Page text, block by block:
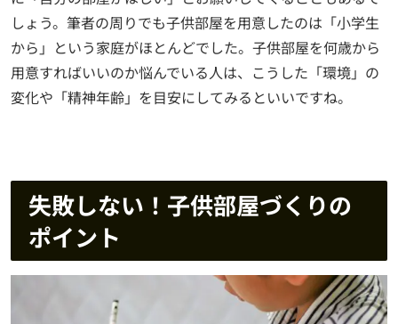
しょう。筆者の周りでも子供部屋を用意したのは「小学生
から」という家庭がほとんどでした。子供部屋を何歳から
用意すればいいのか悩んでいる人は、こうした「環境」の
変化や「精神年齢」を目安にしてみるといいですね。
失敗しない！子供部屋づくりの
ポイント